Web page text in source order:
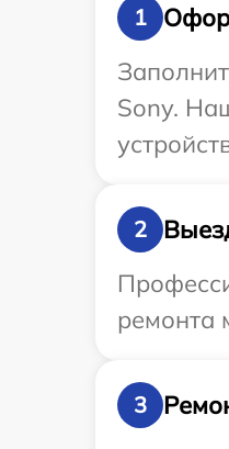
1
Sony.
2
ремонта
3